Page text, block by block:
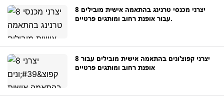
8 יצרני מכנסי טרנינג בהתאמה אישית מובילים
עבור אופנת רחוב ומותגים פרטיים.
8 יצרני קפוצ'ונים בהתאמה אישית מובילים עבור
אופנת רחוב ומותגים פרטיים